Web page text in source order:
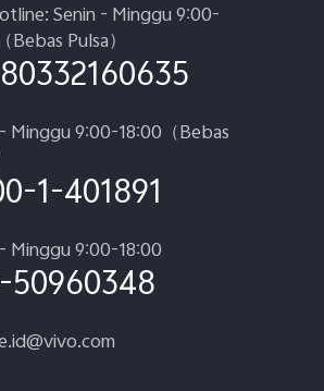
Senin - Minggu 9:00-
Bebas Pulsa）
Minggu 9:00-18:00（Bebas
1-401891
Minggu 9:00-18:00
50960348